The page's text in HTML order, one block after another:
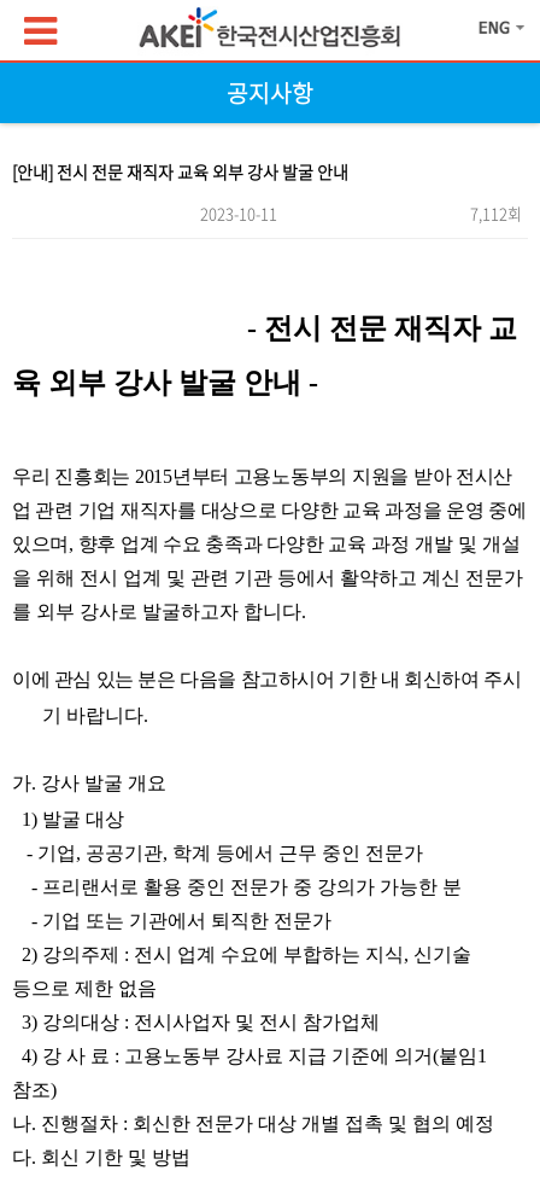
공지사항
[안내] 전시 전문 재직자 교육 외부 강사 발굴 안내
2023-10-11 7,112회
- 전시 전문 재직자 교
육 외부 강사 발굴 안내 -
우리 진흥회는 2015년부터 고용노동부의 지원을 받아 전시산
업 관련 기업 재직자를 대상으로 다양한 교육 과정을 운영 중에
있으며 , 향후 업계 수요 충족과 다양한 교육 과정 개발 및 개설
을 위해 전시 업계 및 관련 기관 등에서 활약하고 계신 전문가
를 외부 강사로 발굴하고자 합니다.
이에 관심 있는 분은 다음을 참고하시어 기한 내 회신하여 주시
기
바랍니다.
가. 강사 발굴 개요
1) 발굴 대상
- 기업, 공공기관, 학계 등에서 근무 중인 전문가
- 프리랜서로 활용 중인 전문가 중 강의가 가능한 분
- 기업 또는 기관에서 퇴직한 전문가
2) 강의주제 : 전시 업계 수요에 부합하는 지식, 신기술
등으로 제한 없음
3) 강의대상 : 전시사업자 및 전시 참가업체
4) 강 사 료 : 고용노동부 강사료 지급 기준에 의거(붙임1
참조)
나. 진행절차 : 회신한 전문가 대상 개별 접촉 및 협의 예정
다. 회신 기한 및 방법